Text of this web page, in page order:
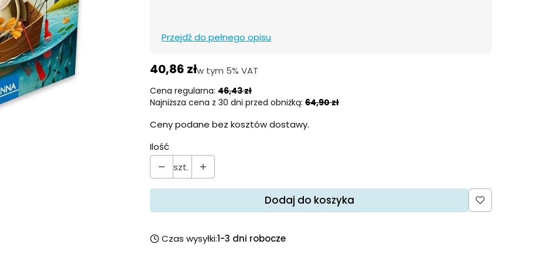
Przejdź do pełnego opisu
40,86 złw tym 5% VAT
w tym 5% VAT
Cena regularna: 46,43 zł
Najniższa cena z 30 dni przed obniżką: 64,90 zł
Ceny podane bez kosztów dostawy.
Ilość
szt.
Dodaj do koszyka
Czas wysyłki:1-3 dni robocze